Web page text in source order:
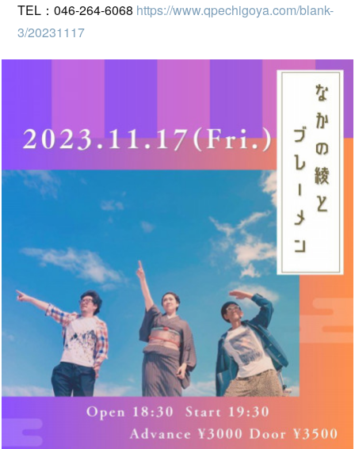
TEL：046-264-6068 https://www.qpechigoya.com/blank-
3/20231117